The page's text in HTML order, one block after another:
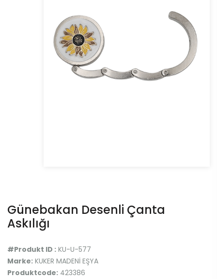
Günebakan Desenli Çanta
Askılığı
#Produkt ID : KU-U-577
Marke: KUKER MADENİ EŞYA
Produktcode: 423386